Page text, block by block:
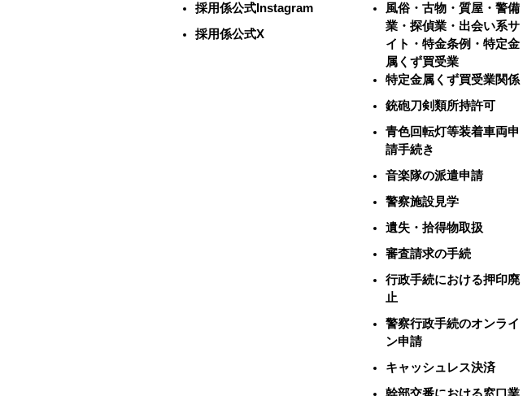
採用係公式Instagram
採用係公式X
風俗・古物・質屋・警備
業・探偵業・出会い系サ
イト・特金条例・特定金
属くず買受業
特定金属くず買受業関係
銃砲刀剣類所持許可
青色回転灯等装着車両申
請手続き
音楽隊の派遣申請
警察施設見学
遺失・拾得物取扱
審査請求の手続
行政手続における押印廃
止
警察行政手続のオンライ
ン申請
キャッシュレス決済